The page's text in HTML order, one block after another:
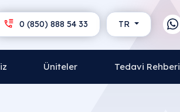
TR
0 (850) 888 54 33
Üniteler Tedavi Rehberi